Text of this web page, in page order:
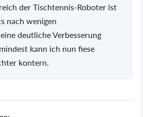
der Tischtennis-Roboter ist
nach wenigen
deutliche Verbesserung
kann ich nun fiese
kontern.